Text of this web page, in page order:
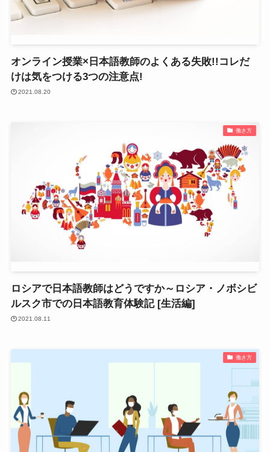
オンライン授業×日本語教師のよくある失敗!!コレだ
けは気をつける3つの注意点!
2021.08.20
働き方
ロシアで日本語教師はどうですか～ロシア・ノボシビ
ルスク市での日本語教育体験記 [生活編]
2021.08.11
働き方